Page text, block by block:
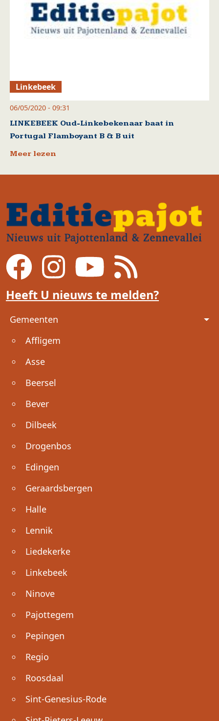
Linkebeek
06/05/2020 - 09:31
LINKEBEEK Oud-Linkebekenaar baat in
Portugal Flamboyant B & B uit
Meer lezen
Heeft U nieuws te melden?
Voet
Gemeenten
Affligem
Asse
Beersel
Bever
Dilbeek
Drogenbos
Edingen
Geraardsbergen
Halle
Lennik
Liedekerke
Linkebeek
Ninove
Pajottegem
Pepingen
Regio
Roosdaal
Sint-Genesius-Rode